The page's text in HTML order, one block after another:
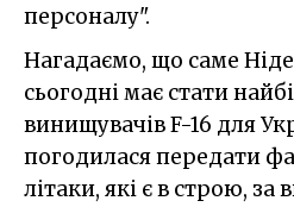
персоналу".
Нагадаємо, що саме
сьогодні має стати
винищувачів F-16 для
погодилася передати
літаки, які є в строю,